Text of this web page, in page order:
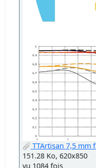
TTArtisan 7,5 mm f2
151.28 Ko, 620x850
vu 1084 fois